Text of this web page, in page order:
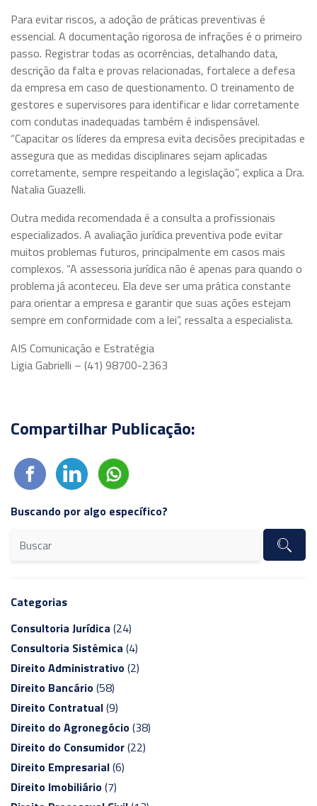
Para evitar riscos, a adoção de práticas preventivas é
essencial. A documentação rigorosa de infrações é o primeiro
passo. Registrar todas as ocorrências, detalhando data,
descrição da falta e provas relacionadas, fortalece a defesa
da empresa em caso de questionamento. O treinamento de
gestores e supervisores para identificar e lidar corretamente
com condutas inadequadas também é indispensável.
“Capacitar os líderes da empresa evita decisões precipitadas e
assegura que as medidas disciplinares sejam aplicadas
corretamente, sempre respeitando a legislação”, explica a Dra.
Natalia Guazelli.
Outra medida recomendada é a consulta a profissionais
especializados. A avaliação jurídica preventiva pode evitar
muitos problemas futuros, principalmente em casos mais
complexos. “A assessoria jurídica não é apenas para quando o
problema já aconteceu. Ela deve ser uma prática constante
para orientar a empresa e garantir que suas ações estejam
sempre em conformidade com a lei”, ressalta a especialista.
AIS Comunicação e Estratégia
Ligia Gabrielli – (41) 98700-2363
Compartilhar Publicação:
Buscando por algo específico?
Categorias
Consultoria Jurídica (24)
Consultoria Sistêmica (4)
Direito Administrativo(2)
Direito Bancário(58)
Direito Contratual(9)
Direito do Agronegócio(38)
Direito do Consumidor(22)
Direito Empresarial(6)
Direito Imobiliário(7)